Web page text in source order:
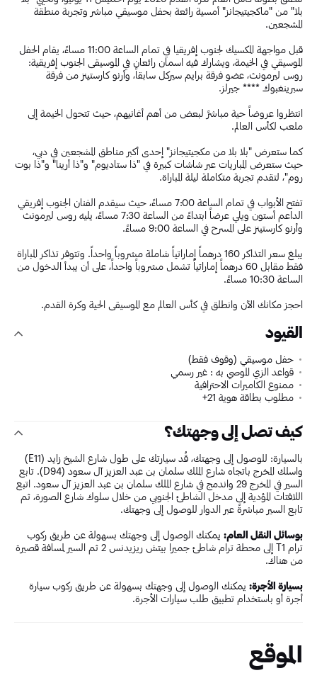
بلا" من "ماكجيتيجانز" أمسية رائعة بحفل موسيقي مباشر وتجربة منطقة
المشجعين.
قبل مواجهة المكسيك لجنوب إفريقيا في تمام الساعة 11:00 مساءً، يقام الحفل
الموسيقي في الخيمة، ويشارك فيه اسمان رائعان في الموسيقى الجنوب إفريقية:
روس ليرمونث، عضو فرقة برايم سيركل سابقاً، وأرنو كارستينز من فرقة
سبرينغبوك **** جيرلز.
انتظروا عروضاً حية مباشرً لبعض من أهم أغانيهم، حيث تتحول الخيمة إلى
ملعب لكأس العالم.
كما ستعرض "بلا بلا من مكجيتيجانز" إحدى أكبر مناطق المشجعين في دبي،
حيث ستعرض المباريات عبر شاشات كبيرة في "ذا ستاديوم" و"ذا أرينا" و"ذا بوت
روم"، لتقدم تجربة متكاملة ليلة المباراة.
تفتح الأبواب في تمام الساعة 7:00 مساءً، حيث سيقدم الفنان الجنوب إفريقي
الداعم أستون ويلي عرضاً ابتداءً من الساعة 7:30 مساءً، يليه روس ليرمونث
وأرنو كارستينز على المسرح في الساعة 9:00 مساءً.
يبلغ سعر التذاكر 160 درهماً إماراتياً شاملة مشروباً واحداً. وتتوفر تذاكر المباراة
فقط مقابل 60 درهماً إماراتياً تشمل مشروباً واحداً، على أن يبدأ الدخول من
الساعة 10:30 مساءً.
احجز مكانك الآن وانطلق في كأس العالم مع الموسيقى الحية وكرة القدم.
القيود
حفل موسيقي (وقوف فقط)
قواعد الزي الموصي به : غير رسمي
ممنوع الكاميرات الاحترافية
مطلوب بطاقة هوية 21+
كيف تصل إلى وجهتك؟
بالسيارة: للوصول إلى وجهتك، قُد سيارتك على طول شارع الشيخ زايد (E11)
واسلك المخرج باتجاه شارع الملك سلمان بن عبد العزيز آل سعود (D94). تابع
السير في المخرج 29 واندمج في شارع الملك سلمان بن عبد العزيز آل سعود. اتبع
اللافتات المؤدية إلى مدخل الشاطئ الجنوبي من خلال سلوك شارع الصورة، ثم
تابع السير مباشرةً عبر الدوار للوصول إلى وجهتك.
بوسائل النقل العام: يمكنك الوصول إلى وجهتك بسهولة عن طريق ركوب
ترام T1 إلى محطة ترام شاطئ جميرا بيتش ريزيدنس 2 ثم السير لمسافة قصيرة
من هناك.
بسيارة الأجرة: يمكنك الوصول إلى وجهتك بسهولة عن طريق ركوب سيارة
أجرة أو باستخدام تطبيق طلب سيارات الأجرة.
الموقع